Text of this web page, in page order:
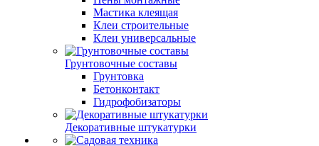
Мастика клеящая
Клеи строительные
Клеи универсальные
Грунтовочные составы
Грунтовка
Бетонконтакт
Гидрофобизаторы
Декоративные штукатурки